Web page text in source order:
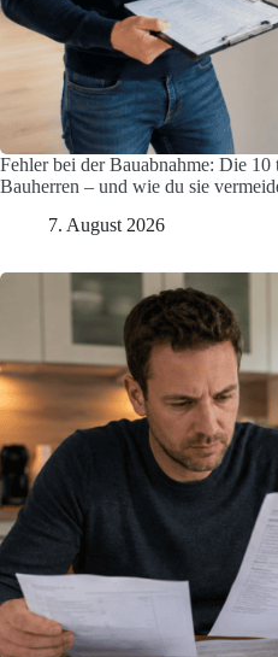
Fehler bei der Bauabnahme: Die 10
Bauherren – und wie du sie
7. August 2026